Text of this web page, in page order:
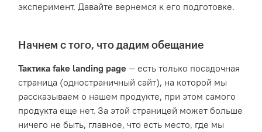
эксперимент. Давайте вернемся к его подготовке.
Начнем с того, что дадим обещание
Тактика fake landing page — есть только посадочная
страница (одностраничный сайт), на которой мы
рассказываем о нашем продукте, при этом самого
продукта еще нет. За этой страницей может больше
ничего не быть, главное, что есть место, где мы